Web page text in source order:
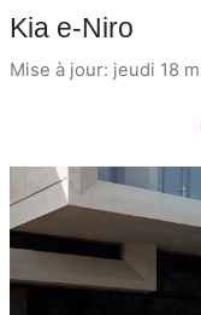
Kia e-Niro
Mise à jour: jeudi 18